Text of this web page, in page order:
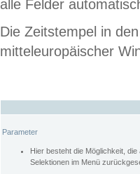
alle Felder
Die Zeitstempel in
mitteleuropäischer
Parameter
Hier besteht die Möglichkeit,
Selektionen im Menü